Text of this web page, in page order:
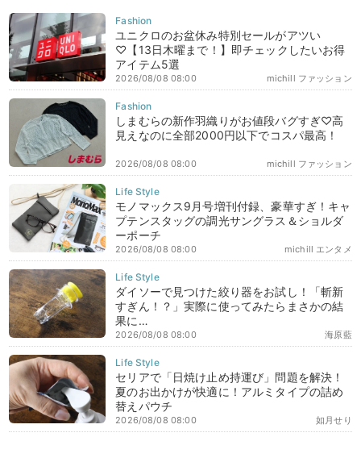
ユニクロのお盆休み特別セールがアツい
♡【13日木曜まで！】即チェックしたいお得
アイテム5選
michill ファッション
2026/08/08 08:00
しまむらの新作羽織りがお値段バグすぎ♡高
見えなのに全部2000円以下でコスパ最高！
michill ファッション
2026/08/08 08:00
モノマックス9月号増刊付録、豪華すぎ！キャ
プテンスタッグの調光サングラス＆ショルダ
ーポーチ
michill エンタメ
2026/08/08 08:00
ダイソーで見つけた絞り器をお試し！「斬新
すぎん！？」実際に使ってみたらまさかの結
果に…
海原藍
2026/08/08 08:00
セリアで「日焼け止め持運び」問題を解決！
夏のお出かけが快適に！アルミタイプの詰め
替えパウチ
如月せり
2026/08/08 08:00